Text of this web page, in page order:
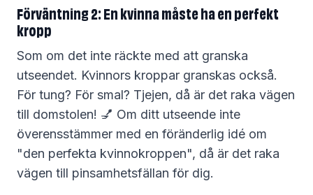
Förväntning 2: En kvinna måste ha en perfekt
kropp
Som om det inte räckte med att granska
utseendet. Kvinnors kroppar granskas också.
För tung? För smal? Tjejen, då är det raka vägen
till domstolen! 💅 Om ditt utseende inte
överensstämmer med en föränderlig idé om
"den perfekta kvinnokroppen", då är det raka
vägen till pinsamhetsfällan för dig.